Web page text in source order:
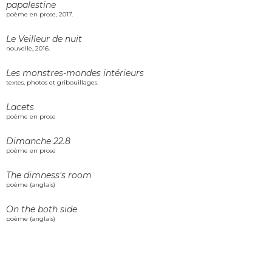
papalestine
poème en prose, 2017.
Le Veilleur de nuit
nouvelle, 2016.
Les monstres-mondes intérieurs
textes, photos et gribouillages.
Lacets
poème en prose
Dimanche 22.8
poème en prose
The dimness's room
poème (anglais)
On the both side
poème (anglais)